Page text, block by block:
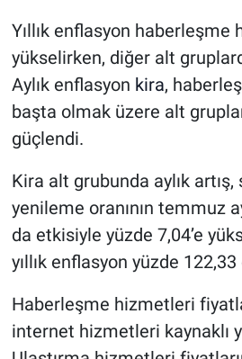
Yıllık enflasyon haberleşme
yükselirken, diğer alt
Aylık enflasyon kira,
başta olmak üzere alt
güçlendi.
Kira alt grubunda aylık
yenileme oranının temmuz
da etkisiyle yüzde 7,04’e
yıllık enflasyon yüzde
Haberleşme hizmetleri
internet hizmetleri kaynaklı